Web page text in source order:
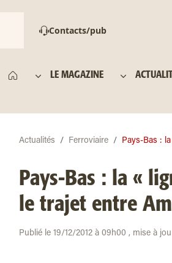
Contacts/pub
LE MAGAZINE
Actualités Ferroviaire Pays-Bas :
Pays-Bas : la «
le trajet entre
Publié le 19/12/2012 à 09h00 , mise à